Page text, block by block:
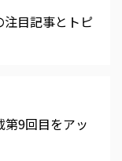
目記事とトピ
9回目をアッ